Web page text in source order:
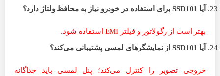
آیا برای استفاده در خودرو نیاز به محافظ ولتاژ دارد؟
بهتر است از رگولاتور و فیلتر EMI استفاده شود.
آیا از نمایشگرهای لمسی پشتیبانی می‌کند؟
خروجی تصویر را کنترل می‌کند؛ پنل لمسی باید جداگانه